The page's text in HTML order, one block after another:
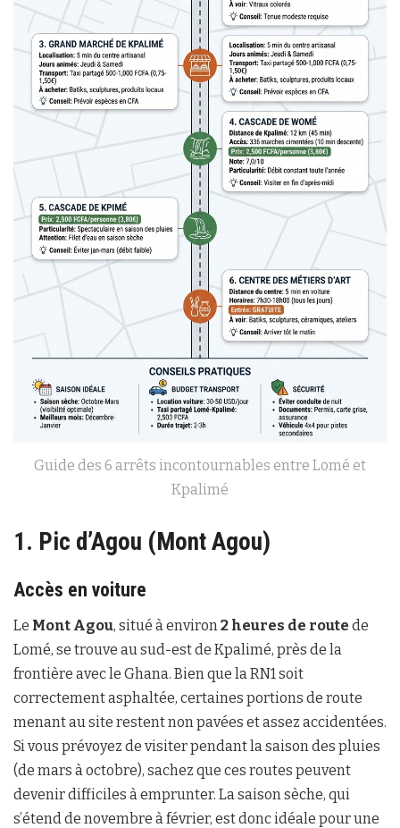
Guide des 6 arrêts incontournables entre Lomé et
Kpalimé
1. Pic d’Agou (Mont Agou)
Accès en voiture
Le Mont Agou, situé à environ2 heures de route de
Lomé, se trouve au sud-est de Kpalimé, près de la
frontière avec le Ghana. Bien que la RN1 soit
correctement asphaltée, certaines portions de route
menant au site restent non pavées et assez accidentées.
Si vous prévoyez de visiter pendant la saison des pluies
(de mars à octobre), sachez que ces routes peuvent
devenir difficiles à emprunter. La saison sèche, qui
s’étend de novembre à février, est donc idéale pour une